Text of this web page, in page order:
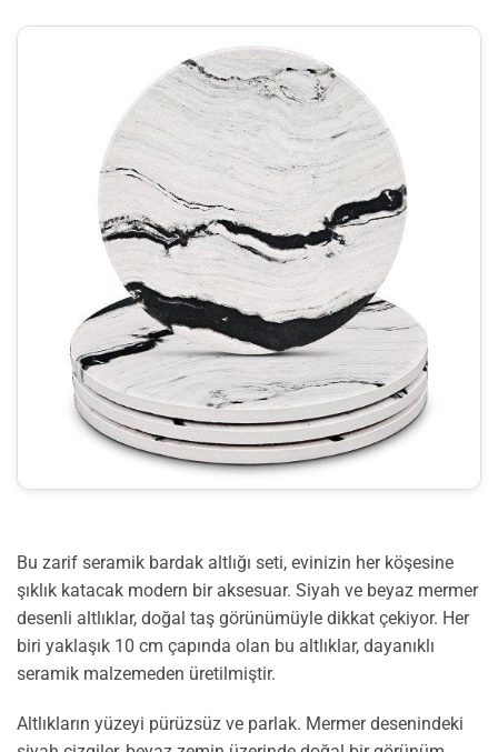
Bu zarif seramik bardak altlığı seti, evinizin her köşesine
şıklık katacak modern bir aksesuar. Siyah ve beyaz mermer
desenli altlıklar, doğal taş görünümüyle dikkat çekiyor. Her
biri yaklaşık 10 cm çapında olan bu altlıklar, dayanıklı
seramik malzemeden üretilmiştir.
Altlıkların yüzeyi pürüzsüz ve parlak. Mermer desenindeki